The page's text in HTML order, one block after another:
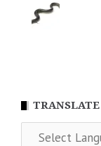
TRANSLATE